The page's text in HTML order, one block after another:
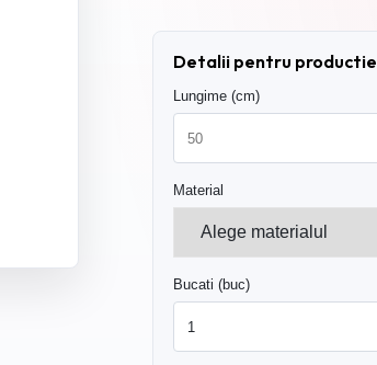
Detalii pentru productie
Lungime (cm)
Material
Bucati (buc)